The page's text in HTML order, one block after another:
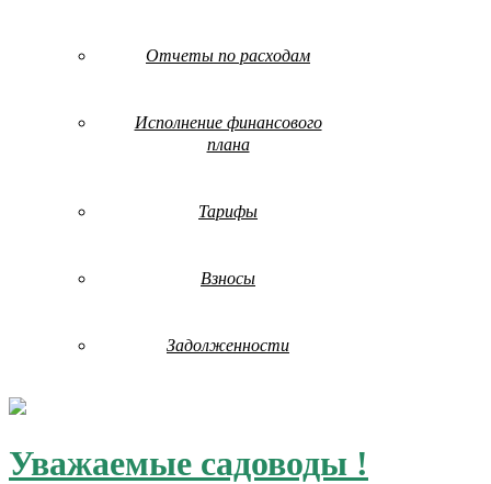
Отчеты по расходам
Исполнение финансового
плана
Тарифы
Взносы
Задолженности
Уважаемые садоводы !